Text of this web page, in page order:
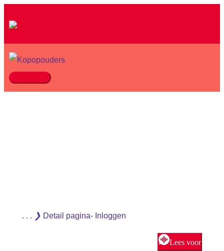
naar
inhoud
Hoofdmenu
. . . ❯ Detail pagina- Inloggen
Lees voor